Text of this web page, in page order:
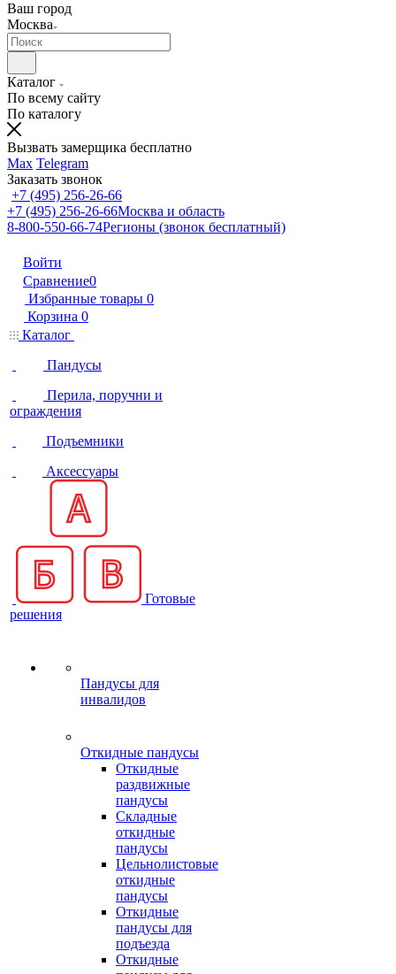
Ваш город
Москва
Каталог
По всему сайту
По каталогу
Вызвать замерщика бесплатно
Max Telegram
Заказать звонок
+7 (495) 256-26-66
+7 (495) 256-26-66Москва и область
8-800-550-66-74Регионы (звонок бесплатный)
Войти
Сравнение0
Избранные товары 0
Корзина 0
Каталог
Пандусы
Перила, поручни и
ограждения
Подъемники
Аксессуары
Готовые
решения
Пандусы для
инвалидов
Откидные пандусы
Откидные
раздвижные
пандусы
Складные
откидные
пандусы
Цельнолистовые
откидные
пандусы
Откидные
пандусы для
подъезда
Откидные